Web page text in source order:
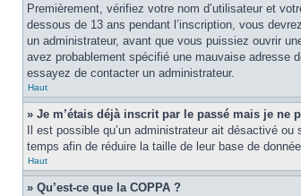
Premièrement, vérifiez votre nom d’utilisateur et
dessous de 13 ans pendant l’inscription, vous
un administrateur, avant que vous puissiez ouvrir
avez probablement spécifié une mauvaise adresse
essayez de contacter un administrateur.
Haut
» Je m’étais déjà inscrit par le passé mais je ne
Il est possible qu’un administrateur ait désactivé
temps afin de réduire la taille de leur base de
Haut
» Qu’est-ce que la COPPA ?